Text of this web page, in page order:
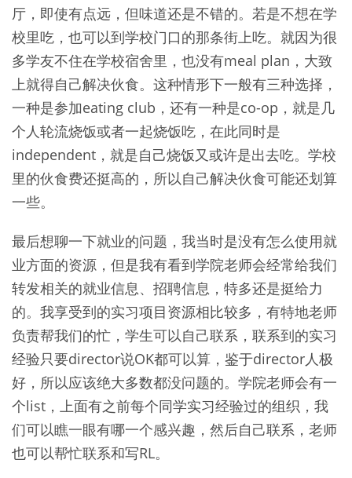
厅，即使有点远，但味道还是不错的。若是不想在学
校里吃，也可以到学校门口的那条街上吃。就因为很
多学友不住在学校宿舍里，也没有meal plan，大致
上就得自己解决伙食。这种情形下一般有三种选择，
一种是参加eating club，还有一种是co-op，就是几
个人轮流烧饭或者一起烧饭吃，在此同时是
independent，就是自己烧饭又或许是出去吃。学校
里的伙食费还挺高的，所以自己解决伙食可能还划算
一些。
最后想聊一下就业的问题，我当时是没有怎么使用就
业方面的资源，但是我有看到学院老师会经常给我们
转发相关的就业信息、招聘信息，特多还是挺给力
的。我享受到的实习项目资源相比较多，有特地老师
负责帮我们的忙，学生可以自己联系，联系到的实习
经验只要director说OK都可以算，鉴于director人极
好，所以应该绝大多数都没问题的。学院老师会有一
个list，上面有之前每个同学实习经验过的组织，我
们可以瞧一眼有哪一个感兴趣，然后自己联系，老师
也可以帮忙联系和写RL。